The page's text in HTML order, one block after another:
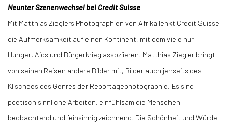
Neunter Szenenwechsel bei Credit Suisse
Mit Matthias Zieglers Photographien von Afrika lenkt Credit Suisse
die Aufmerksamkeit auf einen Kontinent, mit dem viele nur
Hunger, Aids und Bürgerkrieg assoziieren. Matthias Ziegler bringt
von seinen Reisen andere Bilder mit, Bilder auch jenseits des
Klischees des Genres der Reportagephotographie. Es sind
poetisch sinnliche Arbeiten, einfühlsam die Menschen
beobachtend und feinsinnig zeichnend. Die Schönheit und Würde